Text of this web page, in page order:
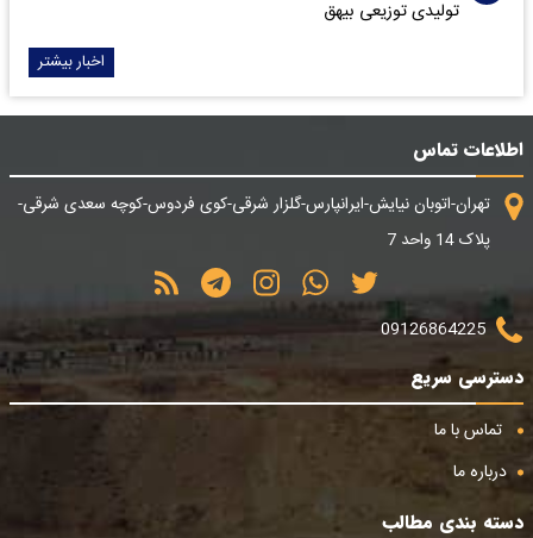
تولیدی توزیعی بیهق
اخبار بیشتر
اطلاعات تماس
تهران-اتوبان نیایش-ایرانپارس-گلزار شرقی-کوی فردوس-کوچه سعدی شرقی-
پلاک 14 واحد 7
09126864225
دسترسی سریع
تماس با ما
درباره ما
دسته بندی مطالب